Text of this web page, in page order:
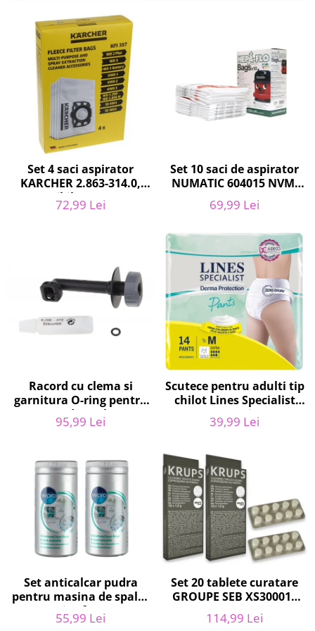
Decoratiuni
Gradinarit
Hobby-uri creative
Iluminat & Electrice
Jaluzele
Kit-uri automatizari porti si usi
Mobila dormitor
Mobila gradina & terasa
Mobila Living & Dining
Organizare si depozitare
Silicon, spume si solutii tehnice
Sisteme Incalzire
Textile si covoare
Uscatoare rufe
Accesorii tablete
Laptopuri si Accesorii
Telefoane Mobile & accesorii
Electrocasnice & Climatizare
Accesorii si piese masini spalat
rufe si uscatoare
Accesorii si piese masini spalat
Aparate Frigorifice
Aragaze si cuptoare cu microunde
Climatizare & sisteme de incalzire
Electrocasnice pentru Bucatarie
Set 4 saci aspirator
KARCHER 2.863-314.0,
compatibil cu WD, KWD,
SE
72,99 Lei
Set 10 saci de aspirator
NUMATIC 604015 NVM-
1CH, 9L
69,99 Lei
Racord cu clema si
garnitura O-ring pentru
aparat de spalat cu
presiune, KARCHER
95,99 Lei
Scutece pentru adulti tip
chilot Lines Specialist
Derma Protection Extra,
7 picaturi, marimea M,
39,99 Lei
Set anticalcar pudra
pentru masina de spalat
vase si rufe, WPRO
484000008416, 2 x 250g
55,99 Lei
Set 20 tablete curatare
GROUPE SEB XS300010
pentru espressoare
Krups (2x10 tablete)
114,99 Lei